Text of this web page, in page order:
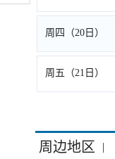
周四（20日）
周五（21日）
周边地区 |